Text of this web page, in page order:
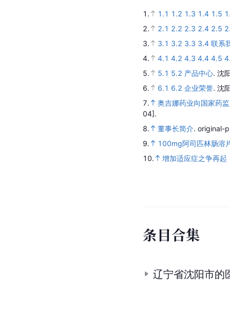
1. 1.1 1.2 1.3 1.4 1.5
2.
2.1 2.2 2.3 2.4 2.5
3.
3.1 3.2 3.3 3.4 联系
4.
4.1 4.2 4.3 4.4 4.5
5.
5.1 5.2 产品中心. 沈
6.
6.1 6.2 企业荣誉. 沈
7.
奥吉娜药业向国家药
04].
8.
董事长简介. original-
9.
100mg阿司匹林肠溶
10.
增加适应症之争再起
条目合集
辽宁省沈阳市的